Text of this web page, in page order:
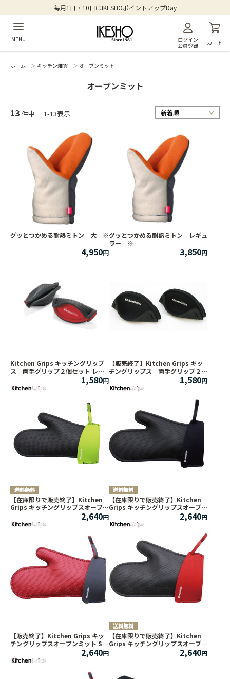
毎月1日・10日はIKESHOポイントアップDay
MENU
ログイン
会員登録
カート
ホーム ＞ キッチン雑貨 ＞ オーブンミット
オーブンミット
13 件中 1-13表示
グッとつかめる耐熱ミトン 大 ※
4,950
グッとつかめる耐熱ミトン レギュ
ラー ※
3,850
Kitchen Grips キッチングリップ
ス 両手グリップ２個セット レッ
1,580
【販売終了】Kitchen Grips キッ
チングリップス 両手グリップ２個
1,580
【在庫限りで販売終了】Kitchen
Grips キッチングリップスオーブン
2,640
【在庫限りで販売終了】Kitchen
Grips キッチングリップスオーブン
2,640
【販売終了】Kitchen Grips キッ
チングリップスオーブンミット S
2,640
【在庫限りで販売終了】Kitchen
Grips キッチングリップスオーブン
2,640